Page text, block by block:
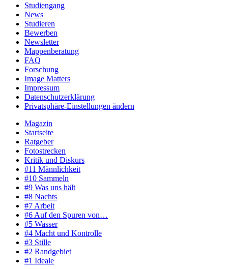
Studiengang
News
Studieren
Bewerben
Newsletter
Mappenberatung
FAQ
Forschung
Image Matters
Impressum
Datenschutzerklärung
Privatsphäre-Einstellungen ändern
Magazin
Startseite
Ratgeber
Fotostrecken
Kritik und Diskurs
#11 Männlichkeit
#10 Sammeln
#9 Was uns hält
#8 Nachts
#7 Arbeit
#6 Auf den Spuren von…
#5 Wasser
#4 Macht und Kontrolle
#3 Stille
#2 Randgebiet
#1 Ideale